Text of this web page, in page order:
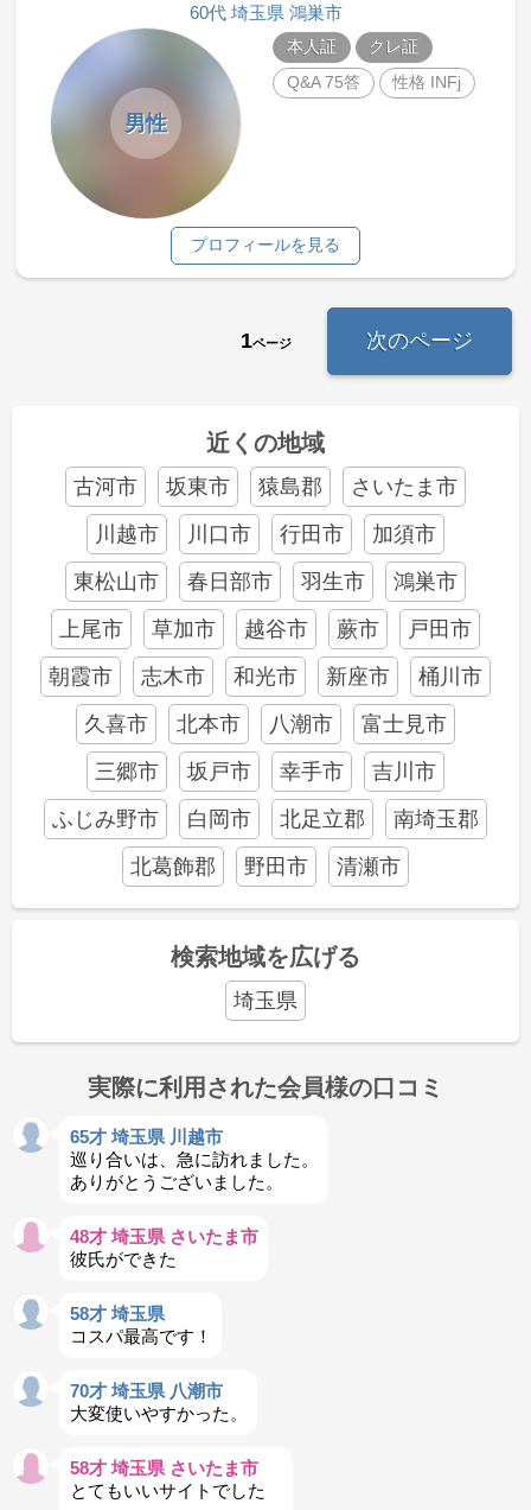
60代 埼玉県 鴻巣市
男性
本人証
クレ証
Q&A 75答
性格 INFj
プロフィールを見る
1ページ 次のページ
近くの地域
古河市 坂東市 猿島郡
さいたま市
川越市
川口市 行田市
加須市
東松山市
春日部市 羽生市
鴻巣市
上尾市
草加市 越谷市 蕨市
戸田市
朝霞市
志木市 和光市 新座市
桶川市
久喜市
北本市 八潮市
富士見市
三郷市
坂戸市 幸手市
吉川市
ふじみ野市
白岡市 北足立郡
南埼玉郡
北葛飾郡
野田市 清瀬市
検索地域を広げる
埼玉県
実際に利用された会員様の口コミ
65才 埼玉県 川越市
巡り合いは、急に訪れました。
ありがとうございました。
48才 埼玉県 さいたま市
彼氏ができた
58才 埼玉県
コスパ最高です！
70才 埼玉県 八潮市
大変使いやすかった。
58才 埼玉県 さいたま市
とてもいいサイトでした